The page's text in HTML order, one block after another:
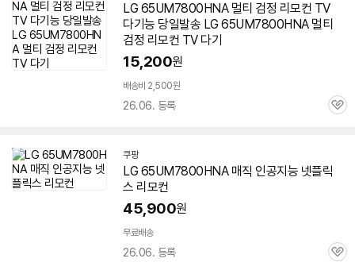
LG 65UM7800HNA멀티 검정 리모컨 TV
다기능 당일발송 LG 65UM7800HNA멀티
검정 리모컨 TV 다기
15,200원
배송비 2,500원
26.06. 등록
관
쿠팡
LG 65UM7800HNA매직 인공지능 넷플릭
스 리모컨
45,900원
무료배송
26.06. 등록
관